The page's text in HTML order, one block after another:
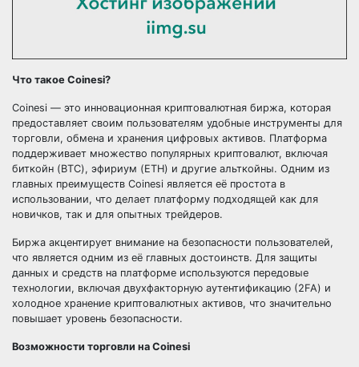
Что такое Coinesi?
Coinesi — это инновационная криптовалютная биржа, которая
предоставляет своим пользователям удобные инструменты для
торговли, обмена и хранения цифровых активов. Платформа
поддерживает множество популярных криптовалют, включая
биткойн (BTC), эфириум (ETH) и другие альткойны. Одним из
главных преимуществ Coinesi является её простота в
использовании, что делает платформу подходящей как для
новичков, так и для опытных трейдеров.
Биржа акцентирует внимание на безопасности пользователей,
что является одним из её главных достоинств. Для защиты
данных и средств на платформе используются передовые
технологии, включая двухфакторную аутентификацию (2FA) и
холодное хранение криптовалютных активов, что значительно
повышает уровень безопасности.
Возможности торговли на Coinesi